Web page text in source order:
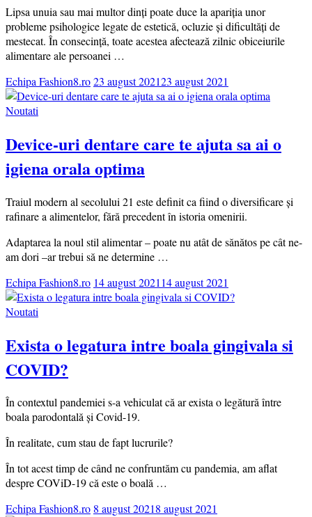
Lipsa unuia sau mai multor dinți poate duce la apariția unor
probleme psihologice legate de estetică, ocluzie și dificultăți de
mestecat. În consecință, toate acestea afectează zilnic obiceiurile
alimentare ale persoanei …
Echipa Fashion8.ro23 august 202123 august 2021
Noutati
Device-uri dentare care te ajuta sa ai o
igiena orala optima
Traiul modern al secolului 21 este definit ca fiind o diversificare și
rafinare a alimentelor, fără precedent în istoria omenirii.
Adaptarea la noul stil alimentar – poate nu atât de sănătos pe cât ne-
am dori –ar trebui să ne determine …
Echipa Fashion8.ro 14 august 2021 14 august 2021
Noutati
Exista o legatura intre boala gingivala si
COVID?
În contextul pandemiei s-a vehiculat că ar exista o legătură între
boala parodontală și Covid-19.
În realitate, cum stau de fapt lucrurile?
În tot acest timp de când ne confruntăm cu pandemia, am aflat
despre COViD-19 că este o boală …
Echipa Fashion8.ro 8 august 20218 august 2021